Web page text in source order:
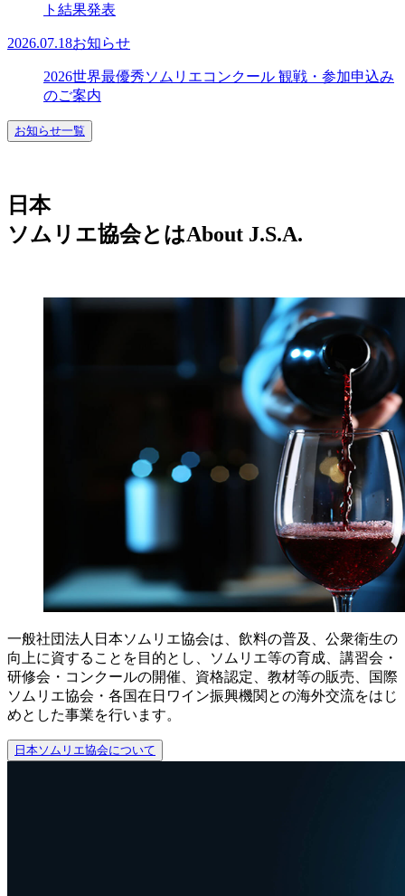
ト結果発表
2026.07.18お知らせ
2026世界最優秀ソムリエコンクール 観戦・参加申込み
のご案内
お知らせ一覧
日本
ソムリエ協会とはAbout J.S.A.
一般社団法人日本ソムリエ協会は、飲料の普及、公衆衛生の
向上に資することを目的とし、ソムリエ等の育成、講習会・
研修会・コンクールの開催、資格認定、教材等の販売、国際
ソムリエ協会・各国在日ワイン振興機関との海外交流をはじ
めとした事業を行います。
日本ソムリエ協会について